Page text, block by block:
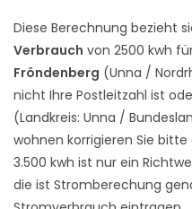
Diese Berechnung bezieht
Verbrauch von 2500 kwh
Fröndenberg (Unna /
nicht Ihre Postleitzahl ist
(Landkreis: Unna /
wohnen korrigieren Sie
3.500 kwh ist nur ein
die ist Stromberechung